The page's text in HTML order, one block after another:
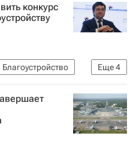
конкурс
Еще4
Благоустройство
Министерство строительства и жилищно-коммунального хозяйства РФ (Минстрой России)